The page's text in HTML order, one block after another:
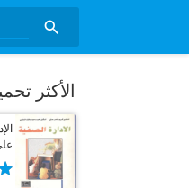
search
الأكثر